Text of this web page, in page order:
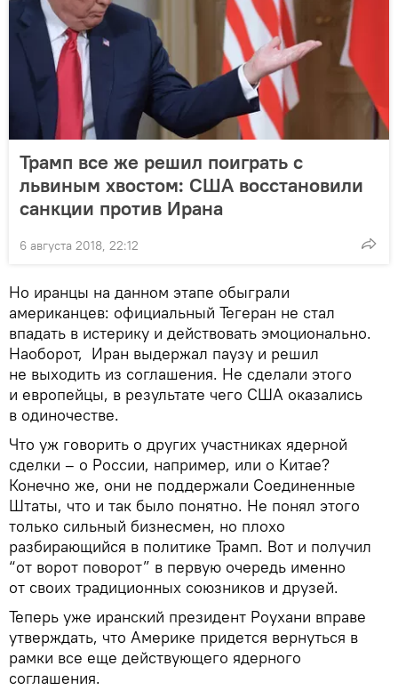
Трамп все же решил поиграть с
львиным хвостом: США восстановили
санкции против Ирана
6 августа 2018, 22:12
Но иранцы на данном этапе обыграли
американцев: официальный Тегеран не стал
впадать в истерику и действовать эмоционально.
Наоборот, Иран выдержал паузу и решил
не выходить из соглашения. Не сделали этого
и европейцы, в результате чего США оказались
в одиночестве.
Что уж говорить о других участниках ядерной
сделки – о России, например, или о Китае?
Конечно же, они не поддержали Соединенные
Штаты, что и так было понятно. Не понял этого
только сильный бизнесмен, но плохо
разбирающийся в политике Трамп. Вот и получил
“от ворот поворот” в первую очередь именно
от своих традиционных союзников и друзей.
Теперь уже иранский президент Роухани вправе
утверждать, что Америке придется вернуться в
рамки все еще действующего ядерного
соглашения.